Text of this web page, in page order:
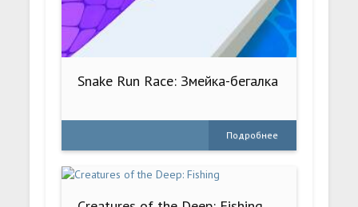
Snake Run Race: Змейка-бегалка
Подробнее